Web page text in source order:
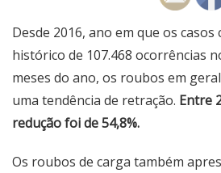
Desde 2016, ano em que os
histórico de 107.468 ocorrências
meses do ano, os roubos em
uma tendência de retração. Entre
redução foi de 54,8%.
Os roubos de carga também